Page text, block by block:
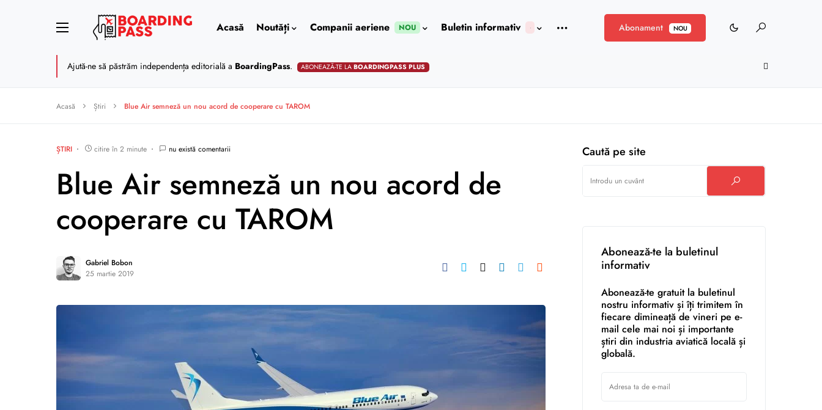
Acasă Noutăți Companii aeriene NOU Buletin informativ Abonament NOU
Ajută-ne să păstrăm independența editorială a BoardingPass. ABONEAZĂ-TE LABOARDINGPASS PLUS
Acasă Știri Blue Air semneză un nou acord de cooperare cu TAROM
ȘTIRI citire în 2 minute nu există comentarii
Blue Air semneză un nou acord de
cooperare cu TAROM
Gabriel Bobon
25 martie 2019
Caută pe site
Abonează-te la buletinul
informativ
Abonează-te gratuit la buletinul
nostru informativ și îți trimitem în
fiecare dimineață de vineri pe e-
mail cele mai noi și importante
știri din industria aviatică locală și
globală.